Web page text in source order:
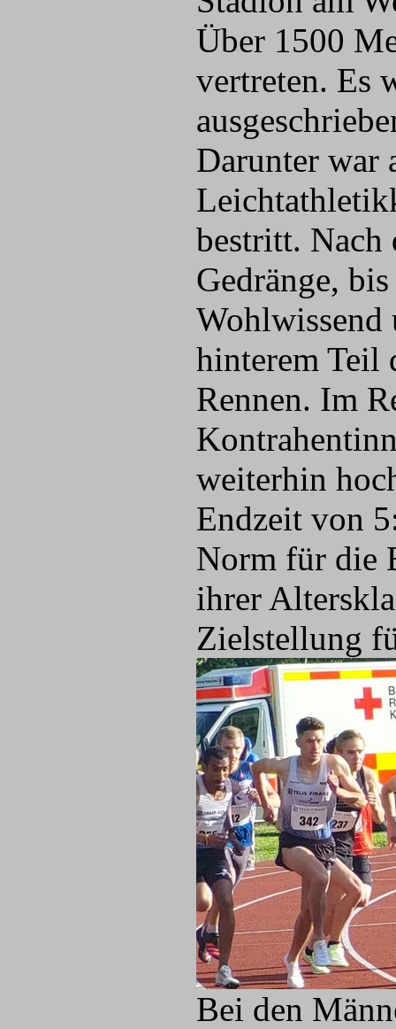
Über 1500
vertreten. Es
Darunter war
bestritt. Nach
Gedränge,
Wohlwissend
hinterem Teil
Rennen. Im
weiterhin
Endzeit von
Norm für die
ihrer
Zielstellung
Bei den